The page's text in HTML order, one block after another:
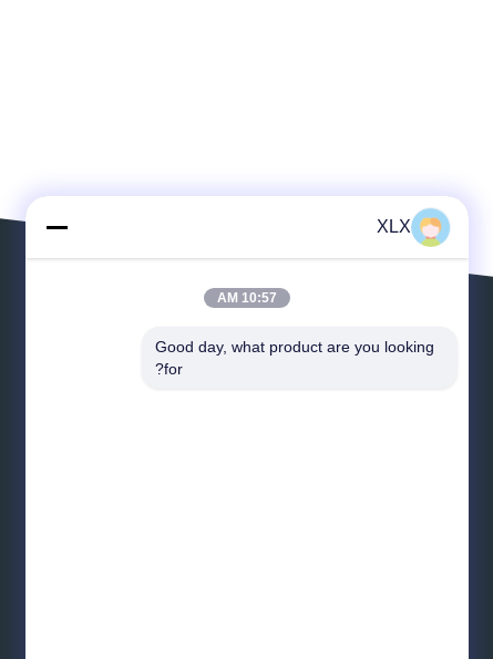
XLX
10:57 AM
Good day, what product are you looking
for?